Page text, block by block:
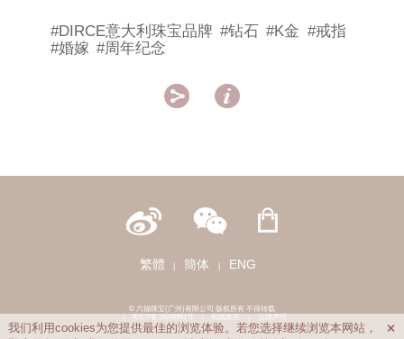
#DIRCE意大利珠宝品牌 #钻石 #K金 #戒指
#婚嫁 #周年纪念
 
繁體 簡体 ENG
© 六福珠宝(广州)有限公司 版权所有 不得转载
|
粤ICP备15048991号 | 私隐政策 | 法律声明
我们利用cookies为您提供最佳的浏览体验。若您选择继续浏览本网站，
